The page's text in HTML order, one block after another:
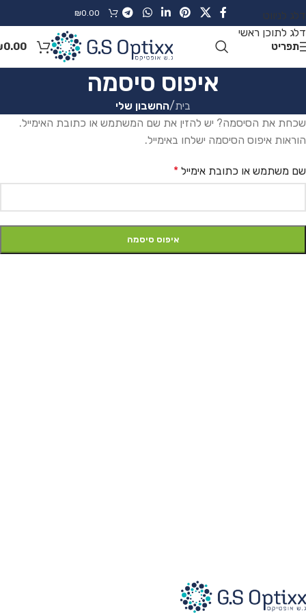
דלג לניווט
דלג לתוכן ראשי
₪0.00
תפריט 0.00
איפוס סיסמה
בית/החשבון שלי
שכחת את הסיסמה? יש להזין את שם המשתמש או כתובת האימייל.
הוראות איפוס הסיסמה ישלחו באימייל.
שם משתמש או כתובת אימייל *
איפוס סיסמה